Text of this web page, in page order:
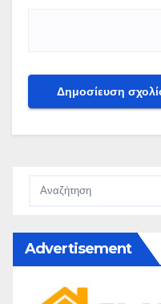
Advertisement